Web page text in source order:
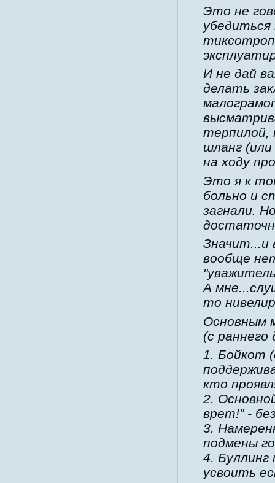
Это не
И не дай
делать
терпилой,
шланг
на ходу
Это я к
больно и
загнали.
Значит...и
вообще
А
то
Основным
(с раннего
1. Бойкот
кто
2.
врет!" -
3.
подмены
4. Буллинг
усвоить